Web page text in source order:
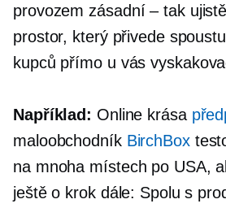
provozem zásadní – tak
prostor, který přivede
kupců přímo u vás
Například: Online krása
maloobchodník BirchBox
na mnoha místech po USA,
ještě o krok dále: Spolu s